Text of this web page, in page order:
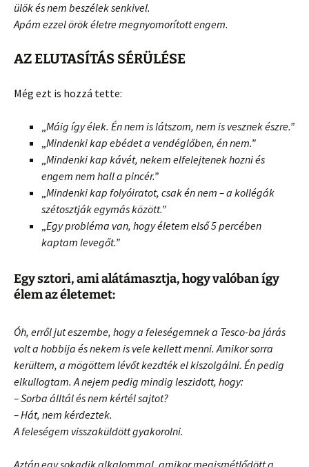
ülök és nem beszélek senkivel.
Apám ezzel örök életre megnyomorított engem.
AZ ELUTASÍTÁS SÉRÜLÉSE
Még ezt is hozzá tette:
„Máig így élek. Én nem is látszom, nem is vesznek észre.”
„Mindenki kap ebédet a vendéglőben, én nem.”
„Mindenki kap kávét, nekem elfelejtenek hozni és
engem nem hall a pincér.”
„Mindenki kap folyóiratot, csak én nem – a kollégák
szétosztják egymás között.”
„Egy probléma van, hogy életem első 5 percében
kaptam levegőt.”
Egy sztori, ami alátámasztja, hogy valóban így
élem az életemet:
Óh, erről jut eszembe, hogy a feleségemnek a Tesco-ba járás
volt a hobbija és nekem is vele kellett menni. Amikor sorra
kerültem, a mögöttem lévőt kezdték el kiszolgálni. Én pedig
elkullogtam. A nejem pedig mindig leszidott, hogy:
– Sorba álltál és nem kértél sajtot?
– Hát, nem kérdeztek.
A feleségem visszaküldött gyakorolni.
Aztán egy sokadik alkalommal, amikor megismétlődött a